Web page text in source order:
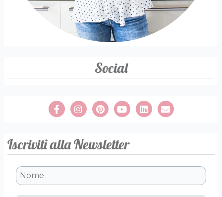
Social
Iscriviti alla Newsletter